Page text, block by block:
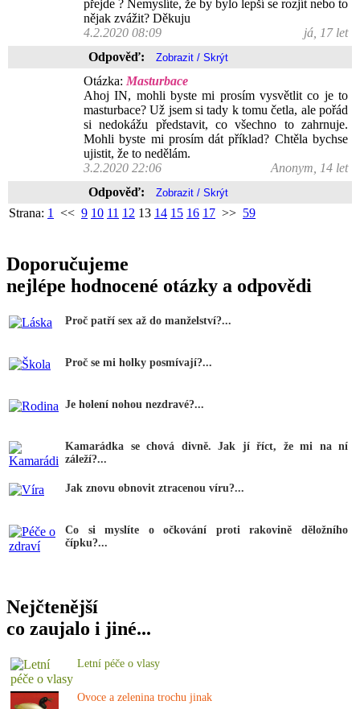
přejde ? Nemyslíte, že by bylo lepší se rozjít nebo to
nějak zvážit? Děkuju
4.2.2020 08:09
já, 17 let
Odpověď:
Otázka: Masturbace
Ahoj IN, mohli byste mi prosím vysvětlit co je to
masturbace? Už jsem si tady k tomu četla, ale pořád
si nedokážu představit, co všechno to zahrnuje.
Mohli byste mi prosím dát příklad? Chtěla bychse
ujistit, že to nedělám.
3.2.2020 22:06
Anonym, 14 let
Odpověď:
Strana: 1 << 9 10 11 12 13 14 15 16 17 >> 59
Doporučujeme
nejlépe hodnocené otázky a odpovědi
Proč patří sex až do manželství?...
Proč se mi holky posmívají?...
Je holení nohou nezdravé?...
Kamarádka se chová divně. Jak jí říct, že mi na ní
záleží?...
Jak znovu obnovit ztracenou víru?...
Co si myslíte o očkování proti rakovině děložního
čípku?...
Nejčtenější
co zaujalo i jiné...
Letní péče o vlasy
Ovoce a zelenina trochu jinak